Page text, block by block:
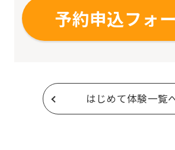
予約申込フォ
はじめて体験一覧